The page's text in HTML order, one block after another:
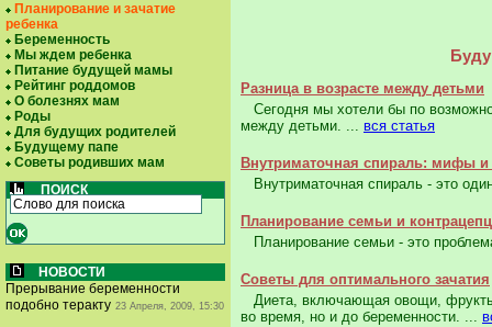
Планирование и зачатие
ребенка
Беременность
Мы ждем ребенка
Питание будущей мамы
Рейтинг роддомов
О болезнях мам
Роды
Для будущих родителей
Будущему папе
Советы родивших мам
ПОИСК
НОВОСТИ
Прерывание беременности
подобно теракту 23 Апреля, 2009, 15:30
Разница в возрасте между детьми
Сегодня мы хотели бы по
между детьми. ... вся статья
Внутриматочная спираль: мифы и
Внутриматочная спираль - это
Планирование семьи и
Планирование семьи - это
Советы для оптимального зачатия
Диета, включающая овощи,
во время, но и до беременности. ...